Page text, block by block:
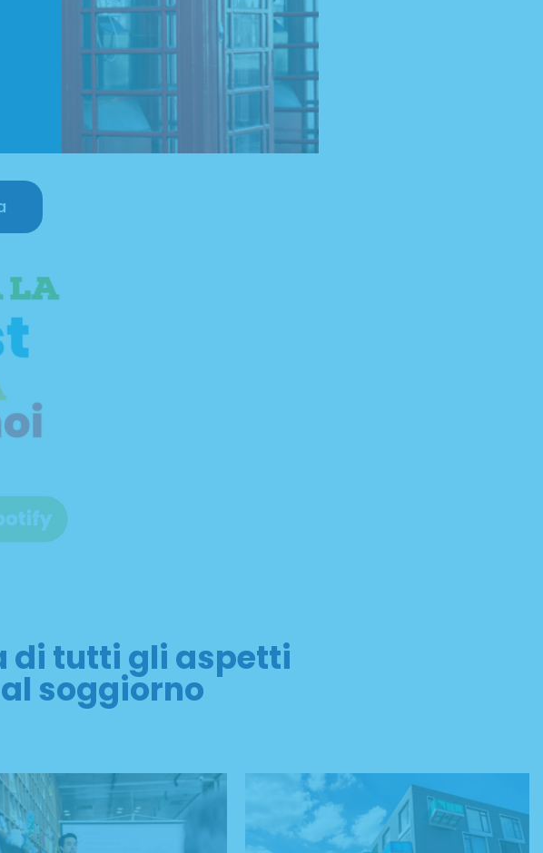
di tutti gli aspetti
soggiorno